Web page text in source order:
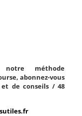
méthode
abonnez-vous
et de conseils / 48